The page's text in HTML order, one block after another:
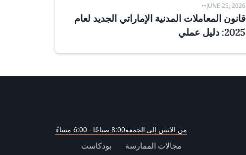
JUNE 25, 2026
•
•
قانون المعاملات المدنية الإماراتي الجديد لعام
2025: دليل عملي
من الاثنين إلى الجمعة8:00 صباحًا - 6:00 مساءً
مجالات الممارسة بودكاست